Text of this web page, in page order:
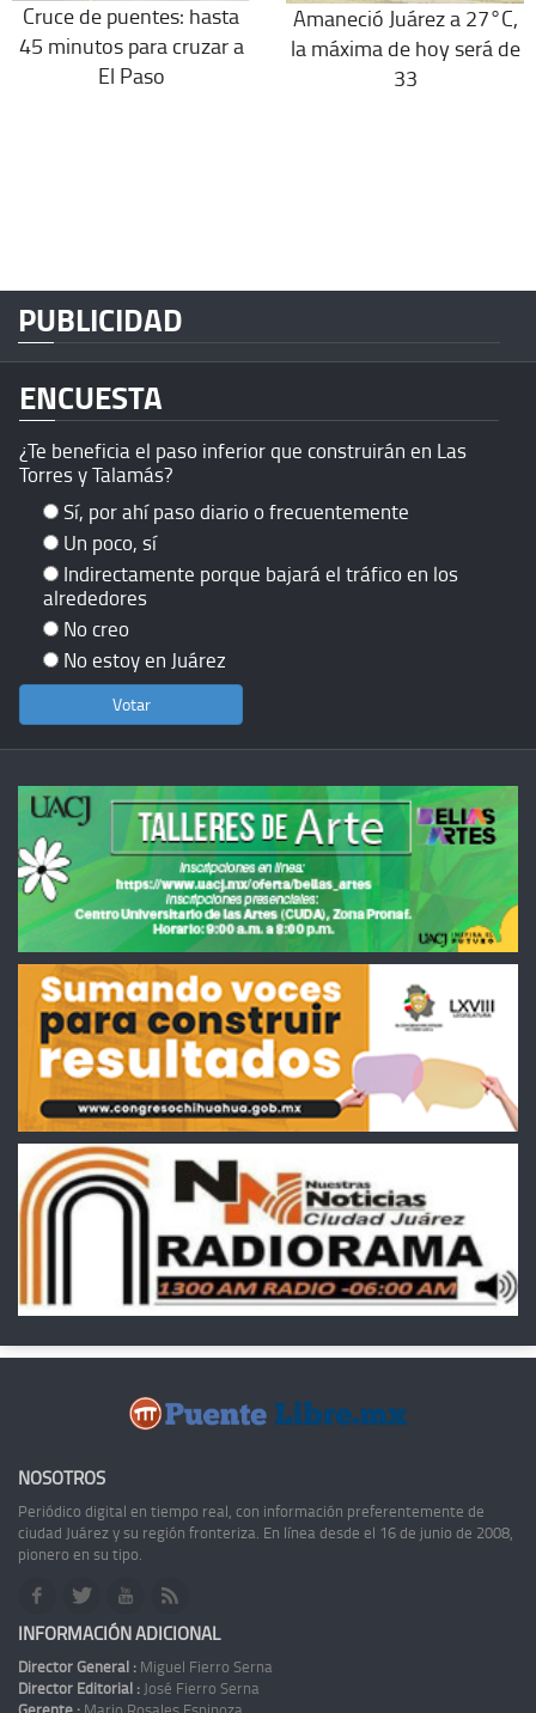
Cruce de puentes: hasta
45 minutos para cruzar a
El Paso
Amaneció Juárez a 27°C,
la máxima de hoy será de
33
PUBLICIDAD
ENCUESTA
¿Te beneficia el paso inferior que construirán en Las
Torres y Talamás?
Sí, por ahí paso diario o frecuentemente
Un poco, sí
Indirectamente porque bajará el tráfico en los
alrededores
No creo
No estoy en Juárez
NOSOTROS
Periódico digital en tiempo real, con información preferentemente de
ciudad Juárez y su región fronteriza. En línea desde el 16 de junio de 2008,
pionero en su tipo.
INFORMACIÓN ADICIONAL
Director General : Miguel Fierro Serna
Director Editorial : José Fierro Serna